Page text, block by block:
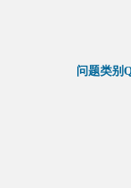
问题类别